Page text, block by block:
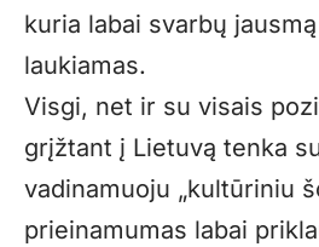
kuria labai svarbų
laukiamas.
Visgi, net ir su visais
grįžtant į Lietuvą tenka
vadinamuoju „kultūriniu
prieinamumas labai